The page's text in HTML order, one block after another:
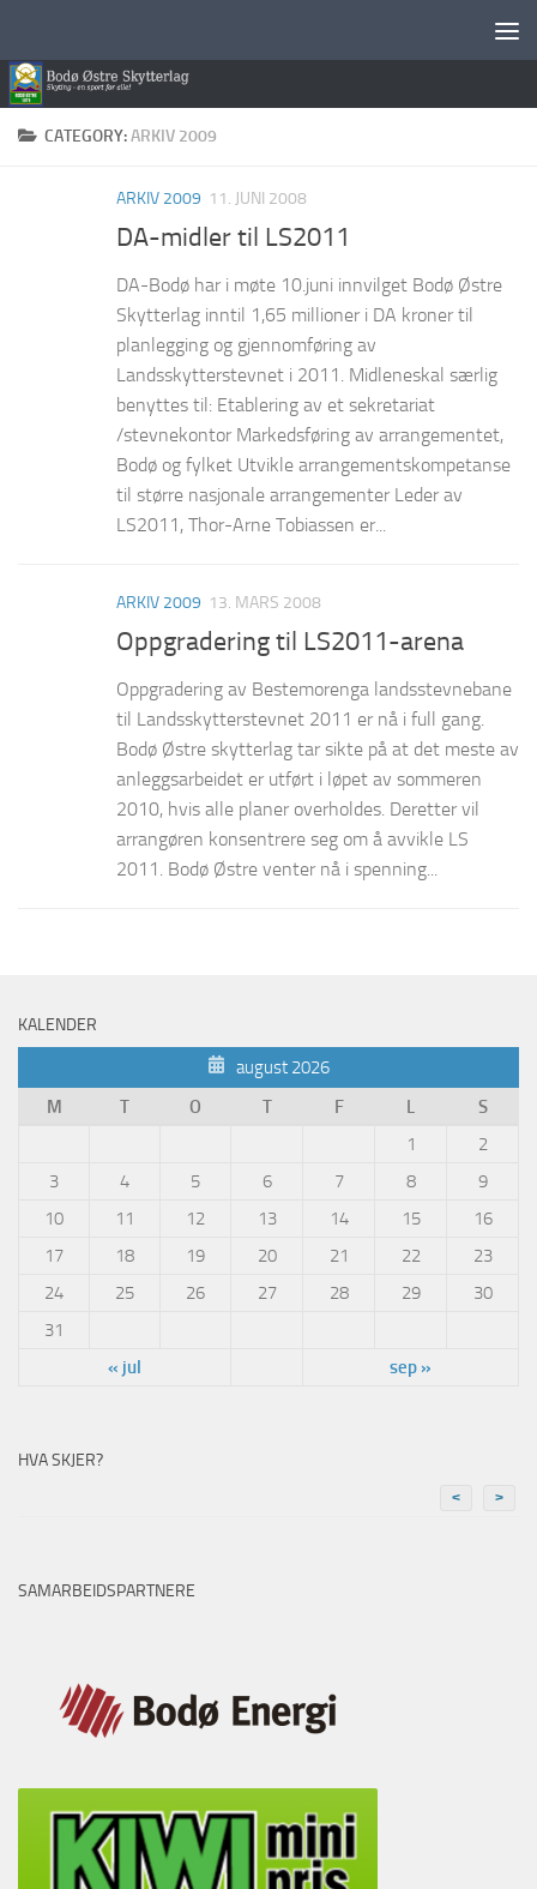
CATEGORY:ARKIV 2009
ARKIV 2009 11. JUNI 2008
DA-midler til LS2011
DA-Bodø har i møte 10.juni innvilget Bodø Østre
Skytterlag inntil 1,65 millioner i DA kroner til
planlegging og gjennomføring av
Landsskytterstevnet i 2011. Midleneskal særlig
benyttes til: Etablering av et sekretariat
/stevnekontor Markedsføring av arrangementet,
Bodø og fylket Utvikle arrangementskompetanse
til større nasjonale arrangementer Leder av
LS2011, Thor-Arne Tobiassen er...
ARKIV 2009 13. MARS 2008
Oppgradering til LS2011-arena
Oppgradering av Bestemorenga landsstevnebane
til Landsskytterstevnet 2011 er nå i full gang.
Bodø Østre skytterlag tar sikte på at det meste av
anleggsarbeidet er utført i løpet av sommeren
2010, hvis alle planer overholdes. Deretter vil
arrangøren konsentrere seg om å avvikle LS
2011. Bodø Østre venter nå i spenning...
KALENDER
august 2026
M
T O T F L
S
1
2
3
4 5 6 7 8
9
10
11 12 13 14 15
16
17
18 19 20 21 22
23
24
25 26 27 28 29
30
31
« jul
sep »
HVA SKJER?
< >
SAMARBEIDSPARTNERE